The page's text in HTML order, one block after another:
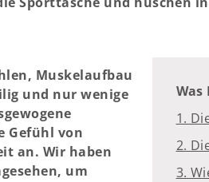
1.
2.
3.
Muskelaufbau
und nur wenige
Gefühl von
an. Wir haben
um